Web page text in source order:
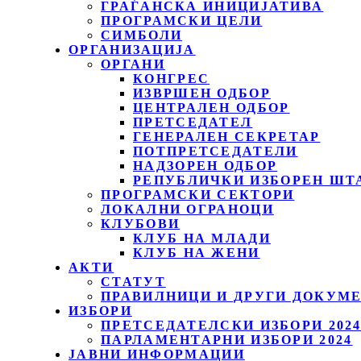
ГРАЃАНСКА ИНИЦИЈАТИВА
ПРОГРАМСКИ ЦЕЛИ
СИМБОЛИ
ОРГАНИЗАЦИЈА
ОРГАНИ
КОНГРЕС
ИЗВРШЕН ОДБОР
ЦЕНТРАЛЕН ОДБОР
ПРЕТСЕДАТЕЛ
ГЕНЕРАЛЕН СЕКРЕТАР
ПОТПРЕТСЕДАТЕЛИ
НАДЗОРЕН ОДБОР
РЕПУБЛИЧКИ ИЗБОРЕН
ПРОГРАМСКИ СЕКТОРИ
ЛОКАЛНИ ОГРАНОЦИ
КЛУБОВИ
КЛУБ НА МЛАДИ
КЛУБ НА ЖЕНИ
АКТИ
СТАТУТ
ПРАВИЛНИЦИ И ДРУГИ
ИЗБОРИ
ПРЕТСЕДАТЕЛСКИ ИЗБОРИ 2024
ПАРЛАМЕНТАРНИ ИЗБОРИ 2024
ЈАВНИ ИНФОРМАЦИИ